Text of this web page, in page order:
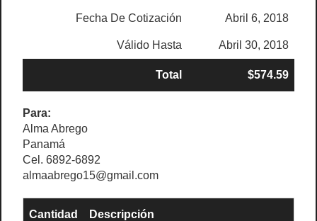
Fecha De Cotización Abril 6, 2018
Válido Hasta Abril 30, 2018
Total $574.59
Para:
Alma Abrego
Panamá
Cel. 6892-6892
almaabrego15@gmail.com
Cantidad Descripción